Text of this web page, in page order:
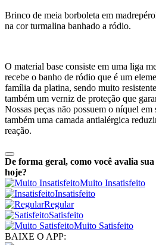
Brinco de meia borboleta em
na cor turmalina banhado a ródio.
O material base consiste em uma liga
recebe o banho de ródio que é um
família da platina, sendo muito
também um verniz de proteção que
Nossas peças não possuem o níquel
também uma camada antialérgica
reação.
De forma geral, como você avalia
hoje?
Muito Insatisfeito
Insatisfeito
Regular
Satisfeito
Muito Satisfeito
BAIXE O APP: